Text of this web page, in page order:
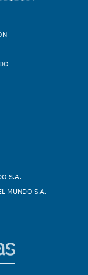
S.A.
MUNDO S.A.